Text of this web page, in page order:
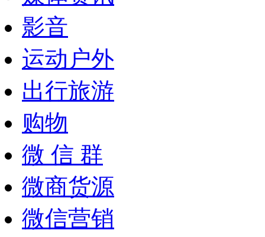
影音
运动户外
出行旅游
购物
微 信 群
微商货源
微信营销